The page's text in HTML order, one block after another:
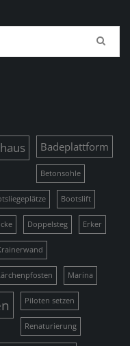
Badeplattform
Betonsohle
Bootslift
Doppelsteg Erker
Marina
Piloten setzen
Renaturierung